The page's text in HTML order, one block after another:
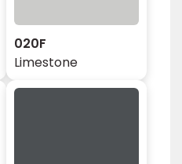
020F
Limestone